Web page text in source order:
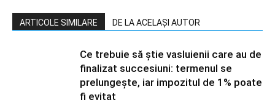
ARTICOLE SIMILARE DE LA ACELAȘI AUTOR
Ce trebuie să știe vasluienii care au de
finalizat succesiuni: termenul se
prelungește, iar impozitul de 1% poate
fi evitat